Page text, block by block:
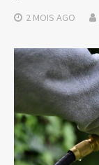
2 MOIS AGO